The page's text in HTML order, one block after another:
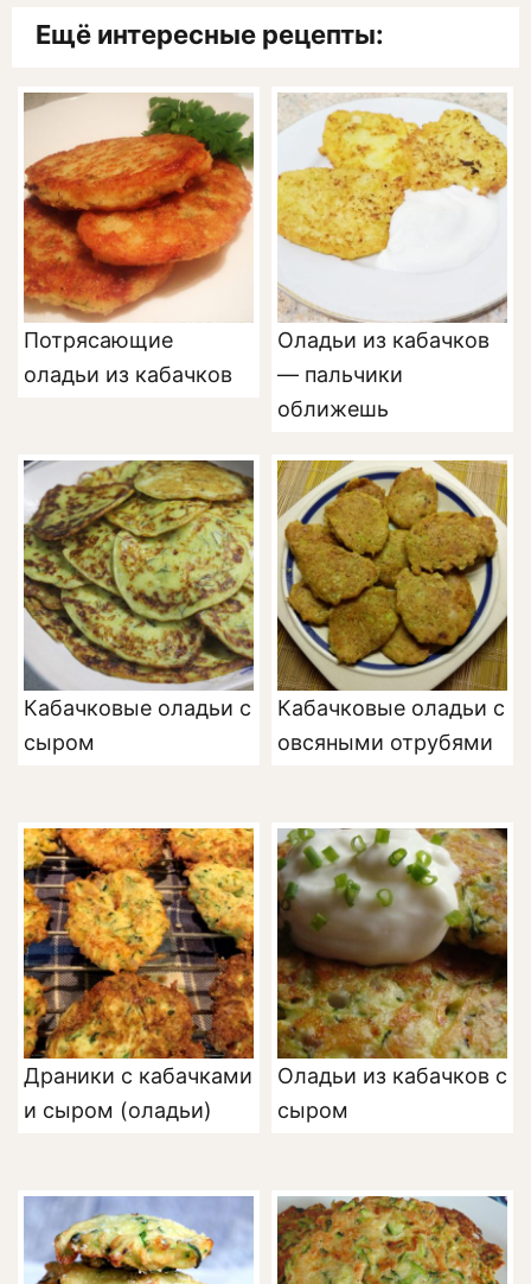
Ещё интересные рецепты:
Потрясающие
оладьи из кабачков
Оладьи из кабачков
— пальчики
оближешь
Кабачковые оладьи с
сыром
Кабачковые оладьи с
овсяными отрубями
Драники с кабачками
и сыром (оладьи)
Оладьи из кабачков с
сыром